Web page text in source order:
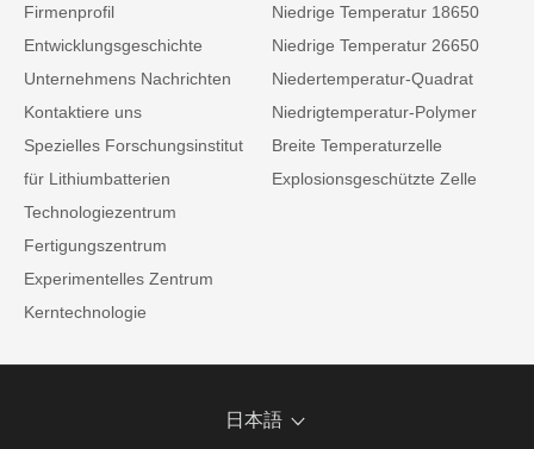
Firmenprofil
Entwicklungsgeschichte
Unternehmens Nachrichten
Kontaktiere uns
Spezielles Forschungsinstitut
für Lithiumbatterien
Technologiezentrum
Fertigungszentrum
Experimentelles Zentrum
Kerntechnologie
Niedrige Temperatur 18650
Niedrige Temperatur 26650
Niedertemperatur-Quadrat
Niedrigtemperatur-Polymer
Breite Temperaturzelle
Explosionsgeschützte Zelle
日本語